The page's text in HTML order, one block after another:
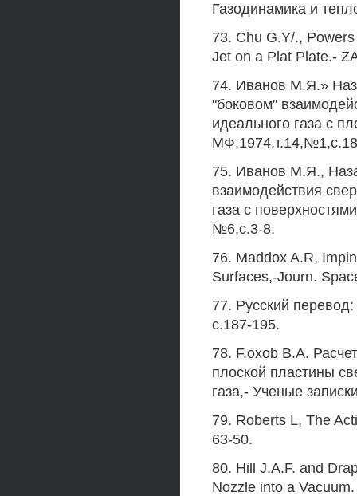
Газодинамика и
73. Chu G.Y/.,
Jet on a Plat Plate.-
74. Иванов M.Я.»
"боковом"
идеального газа с
75. Иванов М.Я.,
взаимодействия
газа с
№6,с.3-8.
76. Maddox A.R,
Surfaces,-Journ.
77. Русский
с.187-195.
78. F.oxob В.А.
плоской пластины
газа,- Ученые
79. Roberts L, The
63-50.
80. Hill J.A.F. and
Nozzle into a